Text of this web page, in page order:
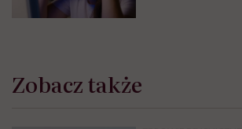
Zobacz także